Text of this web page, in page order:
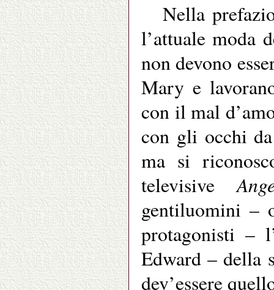
Nella
l’attuale moda
non devono
Mary e
con il mal
con gli occhi
ma si
televisive
gentiluomini
protagonisti –
Edward – della
dev’essere